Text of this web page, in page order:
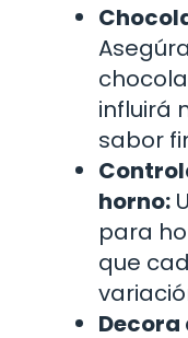
influirá
sabor
horno:
para
que
Decora